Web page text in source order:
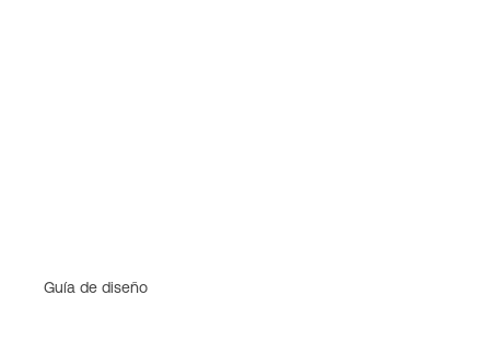
Guía de diseño